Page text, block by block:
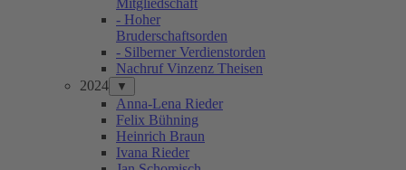
Mitgliedschaft
- Hoher
Bruderschaftsorden
- Silberner Verdienstorden
Nachruf Vinzenz Theisen
2024
▼
Anna-Lena Rieder
Felix Bühning
Heinrich Braun
Ivana Rieder